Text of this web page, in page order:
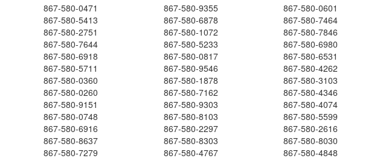
867-580-0471 867-580-9355
867-580-0601
867-580-5413 867-580-6878
867-580-7464
867-580-2751 867-580-1072
867-580-7846
867-580-7644 867-580-5233
867-580-6980
867-580-6918 867-580-0817
867-580-6531
867-580-5711 867-580-9546
867-580-4262
867-580-0360 867-580-1878
867-580-3103
867-580-0260 867-580-7162
867-580-4346
867-580-9151 867-580-9303
867-580-4074
867-580-0748 867-580-8103
867-580-5599
867-580-6916 867-580-2297
867-580-2616
867-580-8637 867-580-8303
867-580-8030
867-580-7279 867-580-4767
867-580-4848